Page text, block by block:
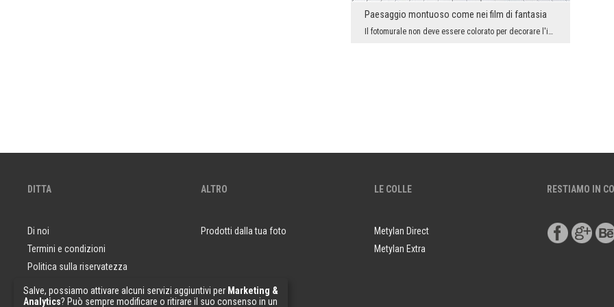
Paesaggio montuoso come nei film di fantasia
Il fotomurale non deve essere colorato per decorare l'interno in modo impressionante. Non deve es...
DITTA
Di noi
Termini e condizioni
Politica sulla riservatezza
Domande e risposte
Campioni di carta da parati
ALTRO
Prodotti dalla tua foto
LE COLLE
Metylan Direct
Metylan Extra
RESTIAMO IN
Salve, possiamo attivare alcuni servizi aggiuntivi per Marketing &
Analytics? Può sempre modificare o ritirare il suo consenso in un